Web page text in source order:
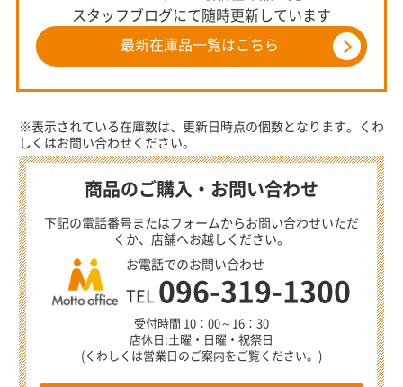
スタッフブログにて随時更新しています
最新在庫品一覧はこちら
※表示されている在庫数は、更新日時点の個数となります。くわ
しくはお問い合わせください。
商品のご購入・お問い合わせ
下記の電話番号またはフォームからお問い合わせいただ
くか、店舗へお越しください。
お電話でのお問い合わせ
TEL 096-319-1300
受付時間 10：00～16：30
店休日:土曜・日曜・祝祭日
(くわしくは営業日のご案内をご覧ください。)